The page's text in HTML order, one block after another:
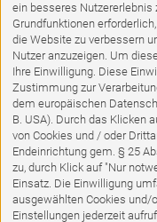
Esszimmersessel
1 2 VORWÄRTS
ein besseres Nutzererlebnis
Grundfunktionen
die Website zu verbessern
Nutzer anzuzeigen. Um
Ihre Einwilligung. Diese
Zustimmung zur
dem europäischen
B. USA). Durch das Klicken
von Cookies und / oder
Endeinrichtung gem. § 25
zu, durch Klick auf "Nur
Einsatz. Die Einwilligung
ausgewählten Cookies und/
Einstellungen jederzeit